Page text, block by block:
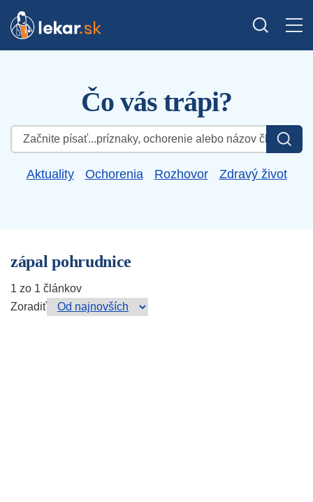
Čo vás trápi?
Hľadať:
Aktuality Ochorenia Rozhovor Zdravý život
zápal pohrudnice
1 zo 1 článkov
Zoradiť